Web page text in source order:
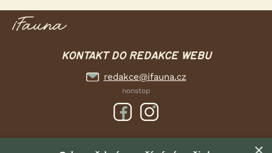
KONTAKT DO REDAKCE WEBU
redakce@ifauna.cz
nonstop
DOMOVSKÁ STRÁNKA